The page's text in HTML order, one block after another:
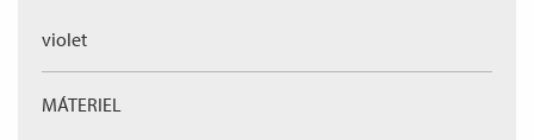
violet
MÁTERIEL